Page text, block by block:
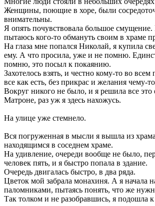
Женщины, поющие в хоре, были
внимательны.
Я опять почувствовала большое смущение.
пытаюсь кого-то обмануть своим в храме
На глаза мне попался Николай, я купила
ему. А что просила, уже и не помню.
помню, это посыл к покаянию.
Захотелось взять, и честно кому-то во всем
все как есть, без прикрас и желания чему-
Вокруг никого не было, и я решила все это
Матроне, раз уж я здесь нахожусь.
На улице уже стемнело.
Вся погруженная в мысли я вышла из
находящимся в соседнем храме.
На удивление, очереди вообще не было,
человек пять, и я быстро попала в здание.
Очередь двигалась быстро, в два ряда.
Цветок мой забрала монахиня. А я начала
паломниками, пытаясь понять, что же
Так толком и не разобравшись, я подошла